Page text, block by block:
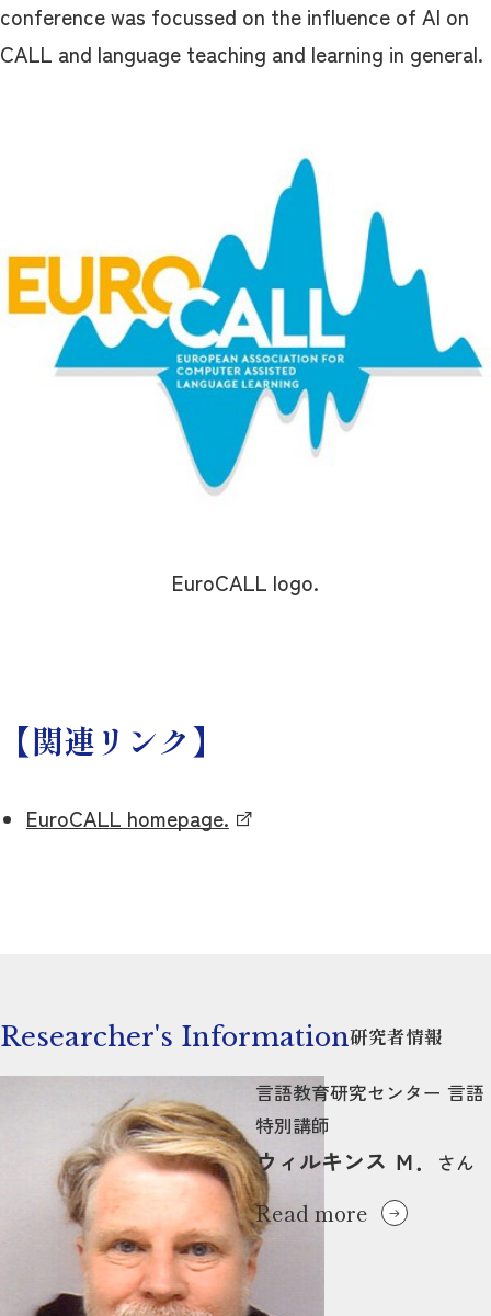
conference was focussed on the influence of AI on
CALL and language teaching and learning in general.
EuroCALL logo.
【関連リンク】
EuroCALL homepage.
Researcher's Information研究者情報
言語教育研究センター 言語
特別講師
ウィルキンス Ｍ． さん
Read more